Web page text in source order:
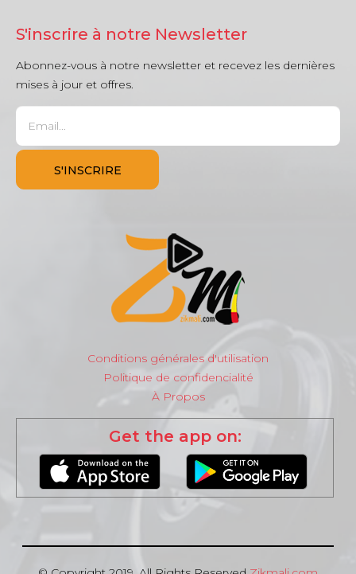
S'inscrire à notre Newsletter
Abonnez-vous à notre newsletter et recevez les dernières
mises à jour et offres.
Conditions générales d'utilisation
Politique de confidencialité
À Propos
Get the app on: